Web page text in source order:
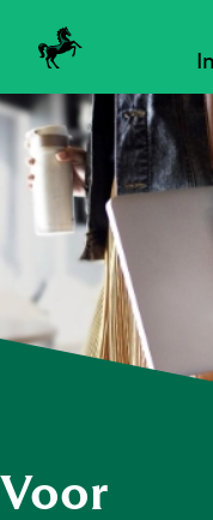
Zoeken
Zoeken
Voor